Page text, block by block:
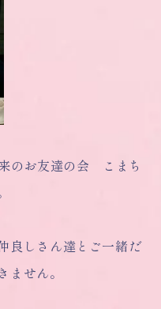
のお友達の会 こまち
良しさん達とご一緒だ
ません。